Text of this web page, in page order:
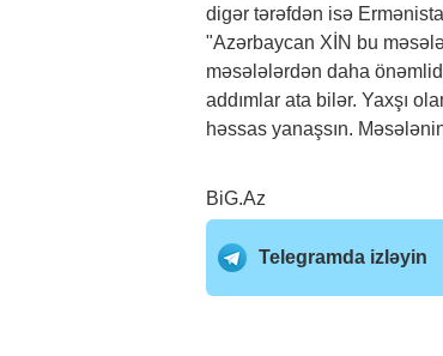
digər tərəfdən isə
"Azərbaycan XİN bu
məsələlərdən daha
addımlar ata bilər. Yaxşı
həssas yanaşsın.
BiG.Az
Telegramda izləyin